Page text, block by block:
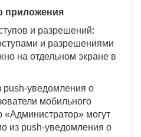
приложения
и разрешений:
и разрешениями
на отдельном экране в
push-уведомления о
мобильного
могут
из push-уведомления о